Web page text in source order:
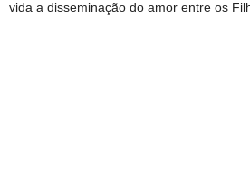
vida a disseminação do amor entre os